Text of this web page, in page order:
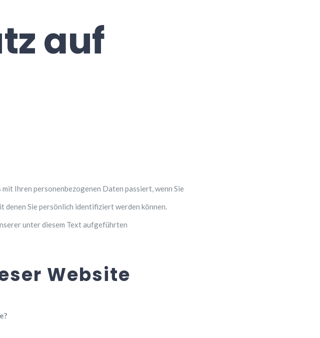
auf
Ihren personenbezogenen Daten passiert, wenn Sie
denen Sie persönlich identifiziert werden können.
unter diesem Text aufgeführten
Website